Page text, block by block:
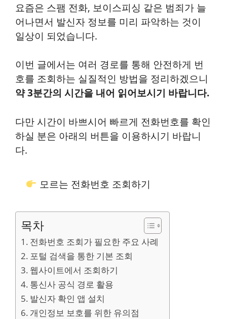
요즘은 스팸 전화, 보이스피싱 같은 범죄가 늘
어나면서 발신자 정보를 미리 파악하는 것이
일상이 되었습니다.
이번 글에서는 여러 경로를 통해 안전하게 번
호를 조회하는 실질적인 방법을 정리하겠으니
약 3분간의 시간을 내어 읽어보시기 바랍니다.
다만 시간이 바쁘시어 빠르게 전화번호를 확인
하실 분은 아래의 버튼을 이용하시기 바랍니
다.
모르는 전화번호 조회하기
목차
전화번호 조회가 필요한 주요 사례
포털 검색을 통한 기본 조회
웹사이트에서 조회하기
통신사 공식 경로 활용
발신자 확인 앱 설치
개인정보 보호를 위한 유의점